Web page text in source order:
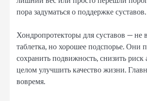
пора задуматься о поддержке суставов.
Хондропротекторы для суставов — не
таблетка, но хорошее подспорье. Они
сохранить подвижность, снизить риск
целом улучшить качество жизни.
вовремя.